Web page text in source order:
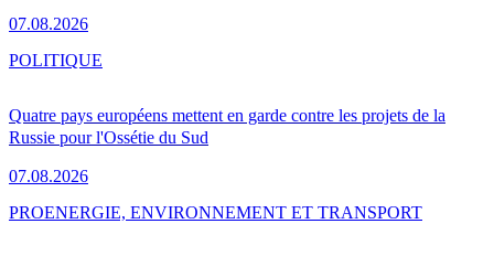
07.08.2026
Quatre pays européens mettent en garde contre les projets de la
Russie pour l'Ossétie du Sud
07.08.2026
POLITIQUE
PROENERGIE, ENVIRONNEMENT ET TRANSPORT